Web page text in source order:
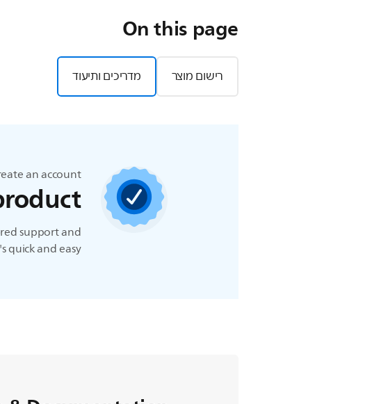
On this page
רישום מוצר מדריכים ותיעוד
an account
support and
quick and easy.